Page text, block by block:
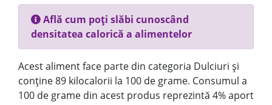
Află cum poți slăbi cunoscând
densitatea calorică a alimentelor
Acest aliment face parte din categoria Dulciuri și
conține 89 kilocalorii la 100 de grame. Consumul a
100 de grame din acest produs reprezintă 4% aport